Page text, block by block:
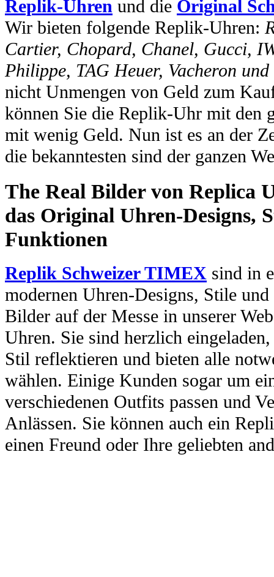
Replik-Uhren und die Original
Wir bieten folgende Replik-Uhren:
Cartier, Chopard, Chanel, Gucci,
Philippe, TAG Heuer, Vacheron
nicht Unmengen von Geld zum
können Sie die Replik-Uhr mit den
mit wenig Geld. Nun ist es an der
die bekanntesten sind der ganzen
The Real Bilder von Replica
das Original Uhren-Designs,
Funktionen
Replik Schweizer TIMEX sind in
modernen Uhren-Designs, Stile
Bilder auf der Messe in unserer
Uhren. Sie sind herzlich
Stil reflektieren und bieten alle
wählen. Einige Kunden sogar um
verschiedenen Outfits passen und
Anlässen. Sie können auch ein
einen Freund oder Ihre geliebten